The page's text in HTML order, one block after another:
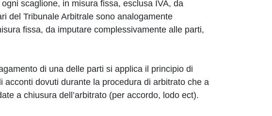
scaglione, in misura fissa, esclusa IVA, da
del Tribunale Arbitrale sono analogamente
fissa, da imputare complessivamente alle parti,
di una delle parti si applica il principio di
acconti dovuti durante la procedura di arbitrato che a
a chiusura dell’arbitrato (per accordo, lodo ect).